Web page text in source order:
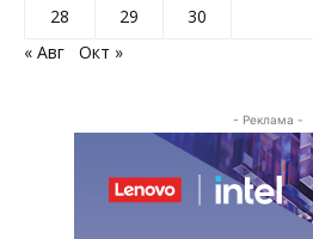
28
29
30
« Авг
Окт »
- Реклама -